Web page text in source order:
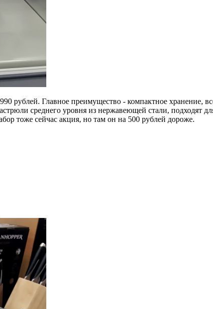
рублей. Главное преимущество - компактное хранение,
среднего уровня из нержавеющей стали, подходят
тоже сейчас акция, но там он на 500 рублей дороже.